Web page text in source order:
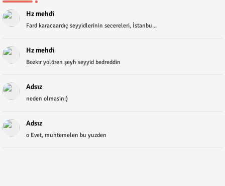
Hz mehdi
Fard karacaardıç seyyidlerinin secereleri, İstanbu...
Hz mehdi
Bozkır yolören şeyh seyyid bedreddin
Adsız
neden olmasin:)
Adsız
o Evet, muhtemelen bu yuzden